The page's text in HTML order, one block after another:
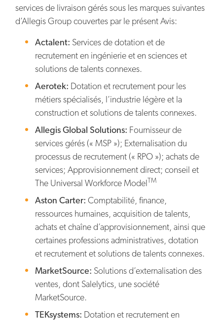
services de livraison gérés sous les marques suivantes
d’Allegis Group couvertes par le présent Avis:
Actalent: Services de dotation et de
recrutement en ingénierie et en sciences et
solutions de talents connexes.
Aerotek: Dotation et recrutement pour les
métiers spécialisés, l’industrie légère et la
construction et solutions de talents connexes.
Allegis Global Solutions: Fournisseur de
services gérés (« MSP »); Externalisation du
processus de recrutement (« RPO »); achats de
services; Approvisionnement direct; conseil et
The Universal Workforce ModelTM
Aston Carter: Comptabilité, finance,
ressources humaines, acquisition de talents,
achats et chaîne d’approvisionnement, ainsi que
certaines professions administratives, dotation
et recrutement et solutions de talents connexes.
MarketSource: Solutions d’externalisation des
ventes, dont Salelytics, une société
MarketSource.
TEKsystems: Dotation et recrutement en